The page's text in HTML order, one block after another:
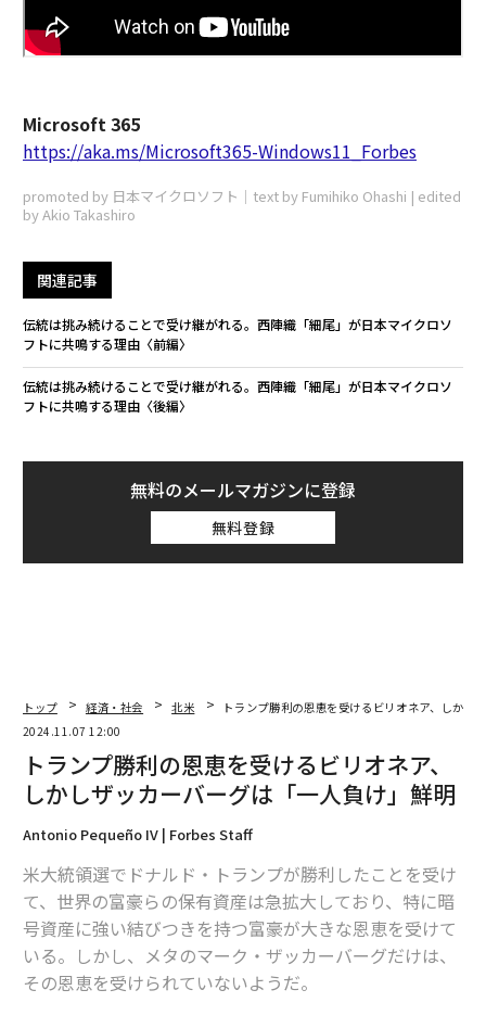
Microsoft 365
https://aka.ms/Microsoft365-Windows11_Forbes
promoted by 日本マイクロソフト｜text by Fumihiko Ohashi | edited
by Akio Takashiro
関連記事
伝統は挑み続けることで受け継がれる。西陣織「細尾」が日本マイクロソ
フトに共鳴する理由〈前編〉
伝統は挑み続けることで受け継がれる。西陣織「細尾」が日本マイクロソ
フトに共鳴する理由〈後編〉
無料のメールマガジンに登録
無料登録
トップ 経済・社会 北米
トランプ勝利の恩恵を受けるビリオネア、しかし
2024.11.07 12:00
トランプ勝利の恩恵を受けるビリオネア、
しかしザッカーバーグは「一人負け」鮮明
Antonio Pequeño IV | Forbes Staff
米大統領選でドナルド・トランプが勝利したことを受け
て、世界の富豪らの保有資産は急拡大しており、特に暗
号資産に強い結びつきを持つ富豪が大きな恩恵を受けて
いる。しかし、メタのマーク・ザッカーバーグだけは、
その恩恵を受けられていないようだ。